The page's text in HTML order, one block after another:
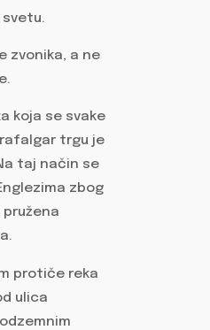
zvonika, a ne
koja se svake
trgu je
taj način se
zbog
pružena
protiče reka
ulica